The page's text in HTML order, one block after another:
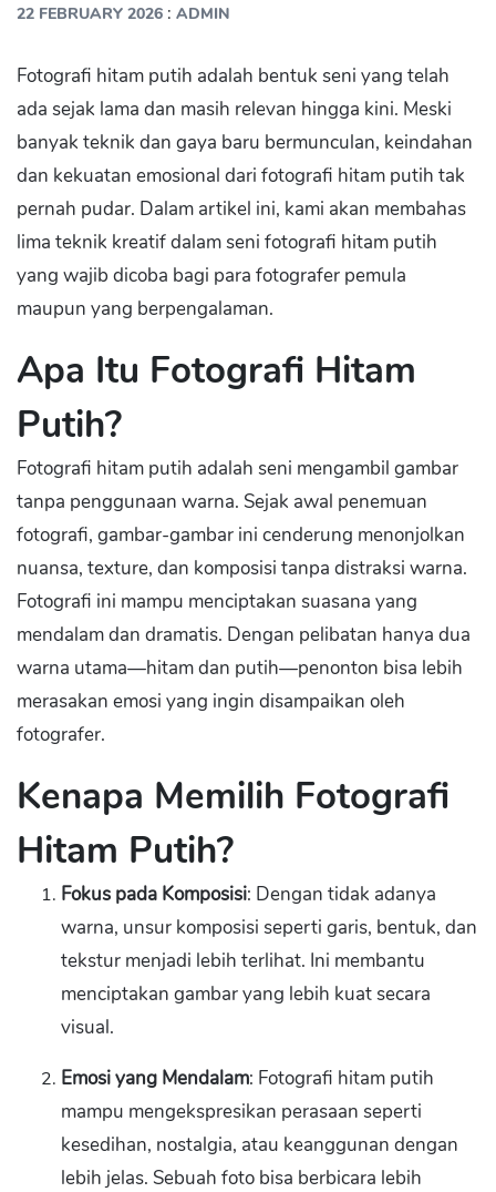
22 FEBRUARY 2026 : ADMIN
Fotografi hitam putih adalah bentuk seni yang telah
ada sejak lama dan masih relevan hingga kini. Meski
banyak teknik dan gaya baru bermunculan, keindahan
dan kekuatan emosional dari fotografi hitam putih tak
pernah pudar. Dalam artikel ini, kami akan membahas
lima teknik kreatif dalam seni fotografi hitam putih
yang wajib dicoba bagi para fotografer pemula
maupun yang berpengalaman.
Apa Itu Fotografi Hitam
Putih?
Fotografi hitam putih adalah seni mengambil gambar
tanpa penggunaan warna. Sejak awal penemuan
fotografi, gambar-gambar ini cenderung menonjolkan
nuansa, texture, dan komposisi tanpa distraksi warna.
Fotografi ini mampu menciptakan suasana yang
mendalam dan dramatis. Dengan pelibatan hanya dua
warna utama—hitam dan putih—penonton bisa lebih
merasakan emosi yang ingin disampaikan oleh
fotografer.
Kenapa Memilih Fotografi
Hitam Putih?
Fokus pada Komposisi: Dengan tidak adanya
warna, unsur komposisi seperti garis, bentuk, dan
tekstur menjadi lebih terlihat. Ini membantu
menciptakan gambar yang lebih kuat secara
visual.
Emosi yang Mendalam: Fotografi hitam putih
mampu mengekspresikan perasaan seperti
kesedihan, nostalgia, atau keanggunan dengan
lebih jelas. Sebuah foto bisa berbicara lebih